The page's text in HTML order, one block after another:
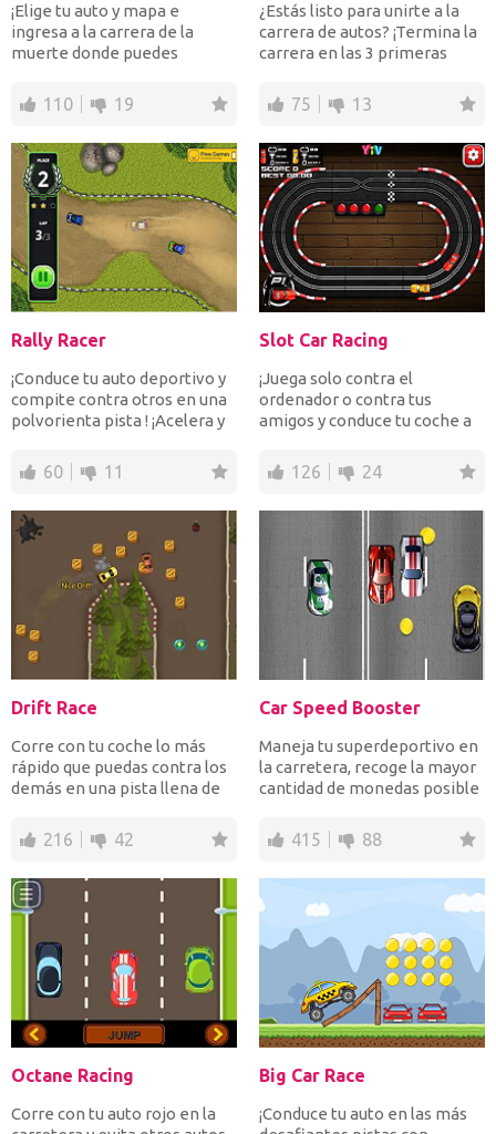
¡Elige tu auto y mapa e
ingresa a la carrera de la
muerte donde puedes
110 19
¿Estás listo para unirte a la
carrera de autos? ¡Termina la
carrera en las 3 primeras
75 13
Rally Racer
¡Conduce tu auto deportivo y
compite contra otros en una
polvorienta pista ! ¡Acelera y
60 11
Slot Car Racing
¡Juega solo contra el
ordenador o contra tus
amigos y conduce tu coche a
126 24
Drift Race
Corre con tu coche lo más
rápido que puedas contra los
demás en una pista llena de
216 42
Car Speed Booster
Maneja tu superdeportivo en
la carretera, recoge la mayor
cantidad de monedas posible
415 88
Octane Racing
Corre con tu auto rojo en la
Big Car Race
¡Conduce tu auto en las más